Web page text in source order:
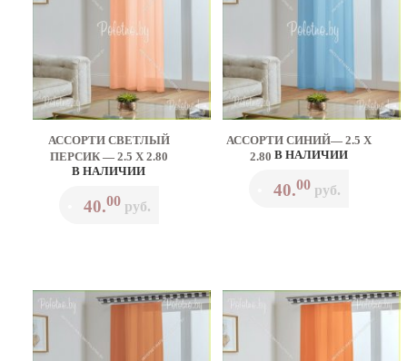
АССОРТИ СВЕТЛЫЙ
ПЕРСИК — 2.5 Х 2.80
В НАЛИЧИИ
40.00руб.
АССОРТИ СИНИЙ— 2.5 Х
2.80 В НАЛИЧИИ
40.00руб.